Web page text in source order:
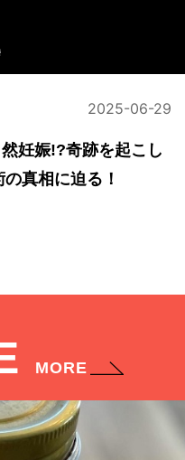
2025-06-29
妊娠!?奇跡を起こし
真相に迫る！
MORE